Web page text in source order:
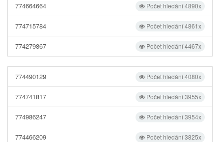
Počet hledání 4890x
774664664
Počet hledání 4861x
774715784
Počet hledání 4467x
774279867
Počet hledání 4080x
774490129
Počet hledání 3955x
774741817
Počet hledání 3954x
774986247
Počet hledání 3825x
774466209